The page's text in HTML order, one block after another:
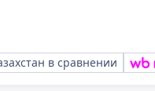
в сравнении